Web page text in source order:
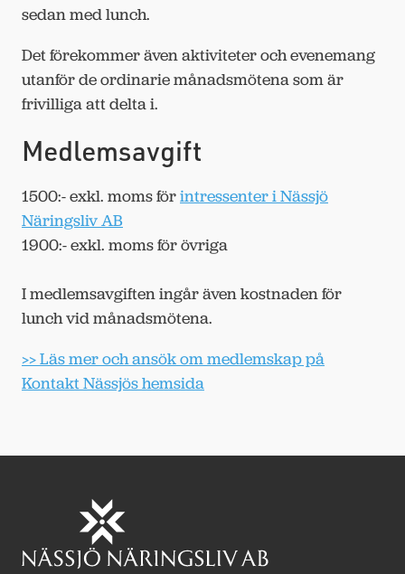
sedan med lunch.
Det förekommer även aktiviteter och evenemang
utanför de ordinarie månadsmötena som är
frivilliga att delta i.
Medlemsavgift
1500:- exkl. moms förintressenter i Nässjö
Näringsliv AB
1900:- exkl. moms för övriga
I medlemsavgiften ingår även kostnaden för
lunch vid månadsmötena.
>> Läs mer och ansök om medlemskap på
Kontakt Nässjös hemsida